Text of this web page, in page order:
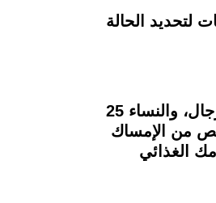
لتحديد الحالة
3- كثيرًا ما تحدث مشكلات في الجهاز الهضمي بسبب عدم تناول الألياف، لذا يجب تناول 38 جرامًا من الألياف يوميًا للرجال، والنساء 25
من الإمساك
الغذائي